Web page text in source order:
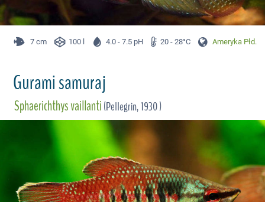
7 cm 100 l 4.0 - 7.5 pH 20 - 28°C Ameryka Płd.
Gurami samuraj
Sphaerichthys vaillanti(Pellegrin, 1930 )